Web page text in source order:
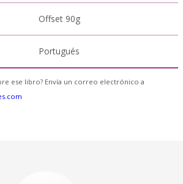
Offset 90g
Portugués
ese libro? Envía un correo electrónico a